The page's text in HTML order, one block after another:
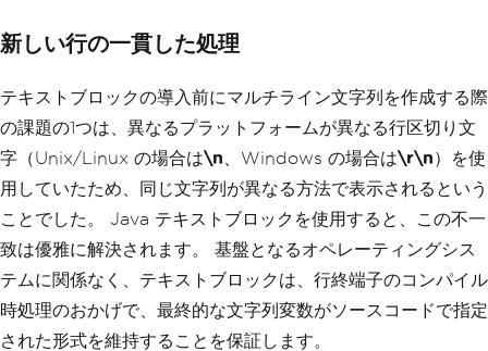
新しい行の一貫した処理
テキストブロックの導入前にマルチライン文字列を作成する際
の課題の1つは、異なるプラットフォームが異なる行区切り文
字（Unix/Linux の場合は\n 、Windows の場合は\r\n）を使
用していたため、同じ文字列が異なる方法で表示されるという
ことでした。 Java テキストブロックを使用すると、この不一
致は優雅に解決されます。 基盤となるオペレーティングシス
テムに関係なく、テキストブロックは、行終端子のコンパイル
時処理のおかげで、最終的な文字列変数がソースコードで指定
された形式を維持することを保証します。